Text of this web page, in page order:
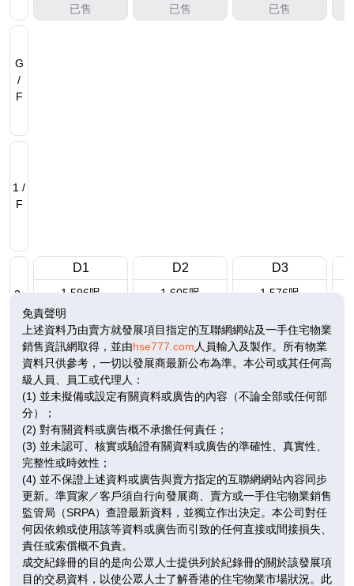
G
/
F
1 /
F
2-
3 /
2 /
F
3 /
F
已售 已售 已售
D1
1,596呎
4房(3套)
$6,064.8萬
已售
D2
1,605呎
$4,686.6萬
已售
D3
1,576呎
$5,834.5萬
已售
免責聲明
上述資料乃由賣方就發展項目指定的互聯網網站及一手住宅物業
銷售資訊網取得，並由hse777.com 人員輸入及製作。所有物業
資料只供參考，一切以發展商最新公布為準。本公司或其任何高
級人員、員工或代理人：
(1) 並未擬備或設定有關資料或廣告的內容（不論全部或任何部
分）；
(2) 對有關資料或廣告概不承擔任何責任；
(3) 並未認可、核實或驗證有關資料或廣告的準確性、真實性、
完整性或時效性；
(4) 並不保證上述資料或廣告與賣方指定的互聯網網站內容同步
更新。準買家／客戶須自行向發展商、賣方或一手住宅物業銷售
監管局（SRPA）查證最新資料，並獨立作出決定。本公司對任
何因依賴或使用該等資料或廣告而引致的任何直接或間接損失、
責任或索償概不負責。
成交紀錄冊的目的是向公眾人士提供列於紀錄冊的關於該發展項
目的交易資料，以使公眾人士了解香港的住宅物業市場狀況。此